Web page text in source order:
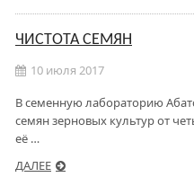
ЧИСТОТА СЕМЯН
10 июля 2017
В семенную лабораторию
семян зерновых культур от
её …
ДАЛЕЕ